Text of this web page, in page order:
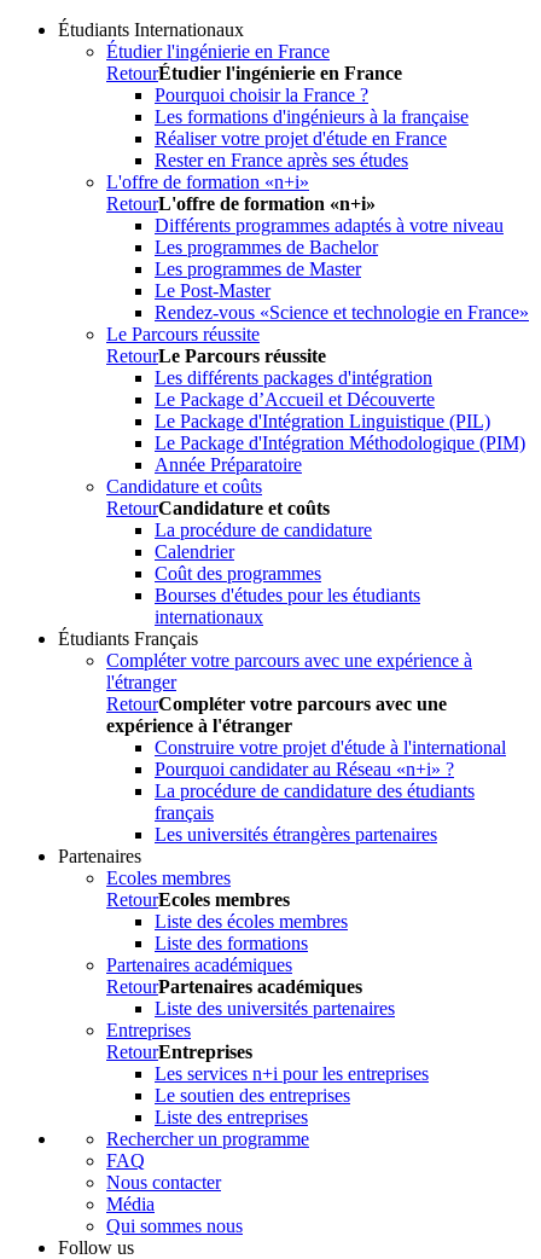
Étudiants Internationaux
Étudier l'ingénierie en France
RetourÉtudier l'ingénierie en France
Pourquoi choisir la France ?
Les formations d'ingénieurs à la française
Réaliser votre projet d'étude en France
Rester en France après ses études
L'offre de formation «n+i»
RetourL'offre de formation «n+i»
Différents programmes adaptés à votre niveau
Les programmes de Bachelor
Les programmes de Master
Le Post-Master
Rendez-vous «Science et technologie en France»
Le Parcours réussite
RetourLe Parcours réussite
Les différents packages d'intégration
Le Package d’Accueil et Découverte
Le Package d'Intégration Linguistique (PIL)
Le Package d'Intégration Méthodologique (PIM)
Année Préparatoire
Candidature et coûts
RetourCandidature et coûts
La procédure de candidature
Calendrier
Coût des programmes
Bourses d'études pour les étudiants
internationaux
Étudiants Français
Compléter votre parcours avec une expérience à
l'étranger
RetourCompléter votre parcours avec une
expérience à l'étranger
Construire votre projet d'étude à l'international
Pourquoi candidater au Réseau «n+i» ?
La procédure de candidature des étudiants
français
Les universités étrangères partenaires
Partenaires
Ecoles membres
RetourEcoles membres
Liste des écoles membres
Liste des formations
Partenaires académiques
RetourPartenaires académiques
Liste des universités partenaires
Entreprises
RetourEntreprises
Les services n+i pour les entreprises
Le soutien des entreprises
Liste des entreprises
Rechercher un programme
FAQ
Nous contacter
Média
Qui sommes nous
Follow us